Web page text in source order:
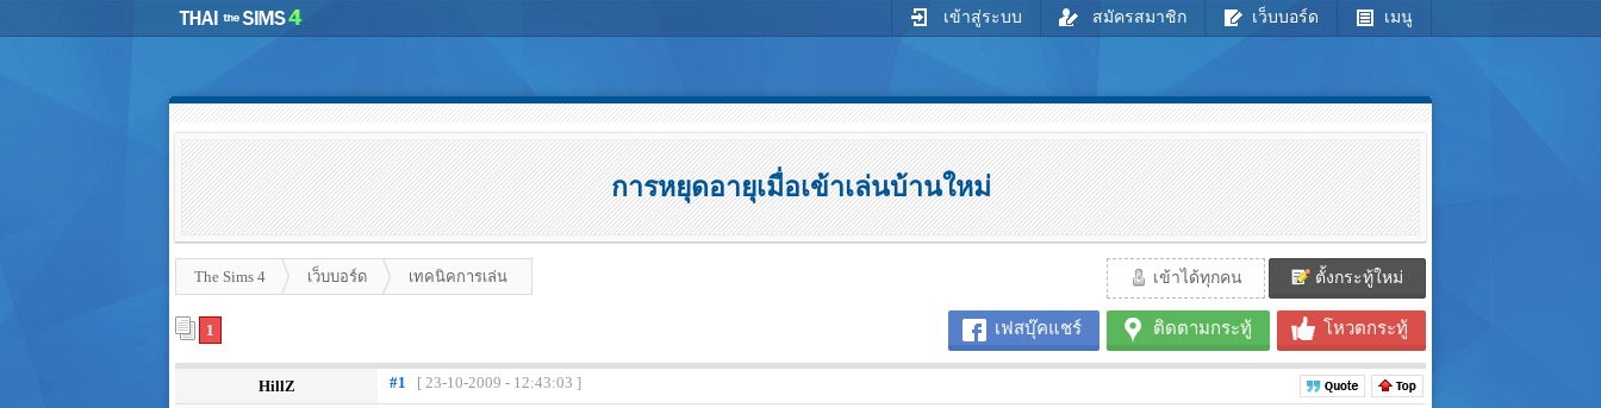
เข้าสู่ระบบ สมัครสมาชิก เว็บบอร์ด เมนู
การหยุดอายุเมื่อเข้าเล่นบ้านใหม่
The Sims 4 เว็บบอร์ด เทคนิคการเล่น เข้าได้ทุกคน ตั้งกระทู้ใหม่
เฟสบุ๊คแชร์ ติดตามกระทู้ โหวตกระทู้
1
HillZ #1 [ 23-10-2009 - 12:43:03 ]